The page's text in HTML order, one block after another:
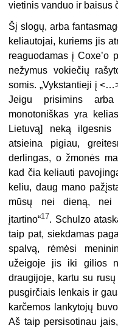
vietinis vanduo ir baisus
Šį slogų, arba
keliautojai, ku­riems jis
reaguodamas į Coxe’o
nežymus vokiečių
somis. „Vykstantieji į
Jeigu prisimins
monotoniškas yra
Lietuvą] neką
atsieina pigiau,
derlingas, o žmonės
kad čia keliauti
keliu, daug mano
mūsų nei dieną, nei
įtartino“17. Schulzo
taip pat, siekdamas
spalvą, rėmėsi
užeigoje jis iki gilios
draugijoje, kartu su
pusgirčiais len­kais ir
karčemos lankytojų
Aš taip persisotinau